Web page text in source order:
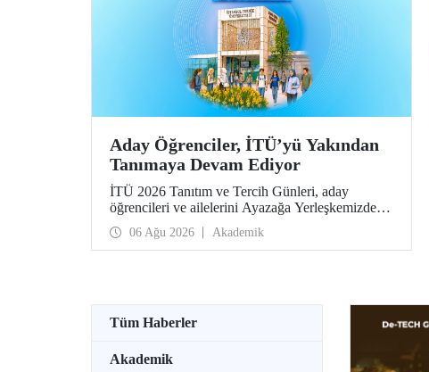
Aday Öğrenciler, İTÜ’yü Yakından
Tanımaya Devam Ediyor
İTÜ 2026 Tanıtım ve Tercih Günleri, aday
öğrencileri ve ailelerini Ayazağa Yerleşkemizde
ağırlamaya devam ediyor. Tanıtım ve Tercih
Günleri 7 Ağustos’ta tamamlanacak, ilgili fakülte
ve birimler adaylara bilgi vermeye devam edecek.
06 Ağu 2026 Akademik
Tüm Haberler
Akademik